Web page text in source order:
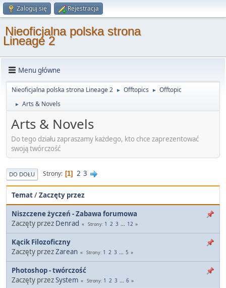
Zaloguj się Rejestracja
Nieoficjalna polska strona
Lineage 2
Menu główne
Nieoficjalna polska strona Lineage 2 ► Offtopics ► Offtopic
► Arts & Novels
Arts & Novels
Do tego działu zapraszamy każdego, kto chce zaprezentować
swoją twórczość
DO DOŁU Strony 1 2 3
Temat/Zaczęty przez
Niszczene życzeń - Zabawa forumowa
Zaczęty przez Denrad Strony 1 2 3 ... 12
Kącik Filozoficzny
Zaczęty przezZarean Strony 1 2 3 ... 5
Photoshop - twórczość
Zaczęty przezSystem Strony 1 2 3 ... 6